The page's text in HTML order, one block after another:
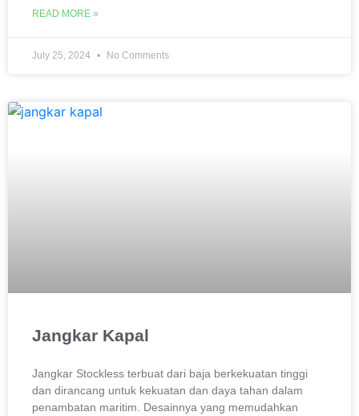
READ MORE »
July 25, 2024 No Comments
Jangkar Kapal
Jangkar Stockless terbuat dari baja berkekuatan tinggi
dan dirancang untuk kekuatan dan daya tahan dalam
penambatan maritim. Desainnya yang memudahkan